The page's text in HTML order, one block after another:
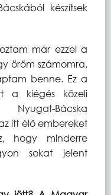
készítsek
már ezzel a
öröm számomra,
benne. Ez a
a kiégés közeli
Bácska
itt élő embereket
minderre
sokat jelent